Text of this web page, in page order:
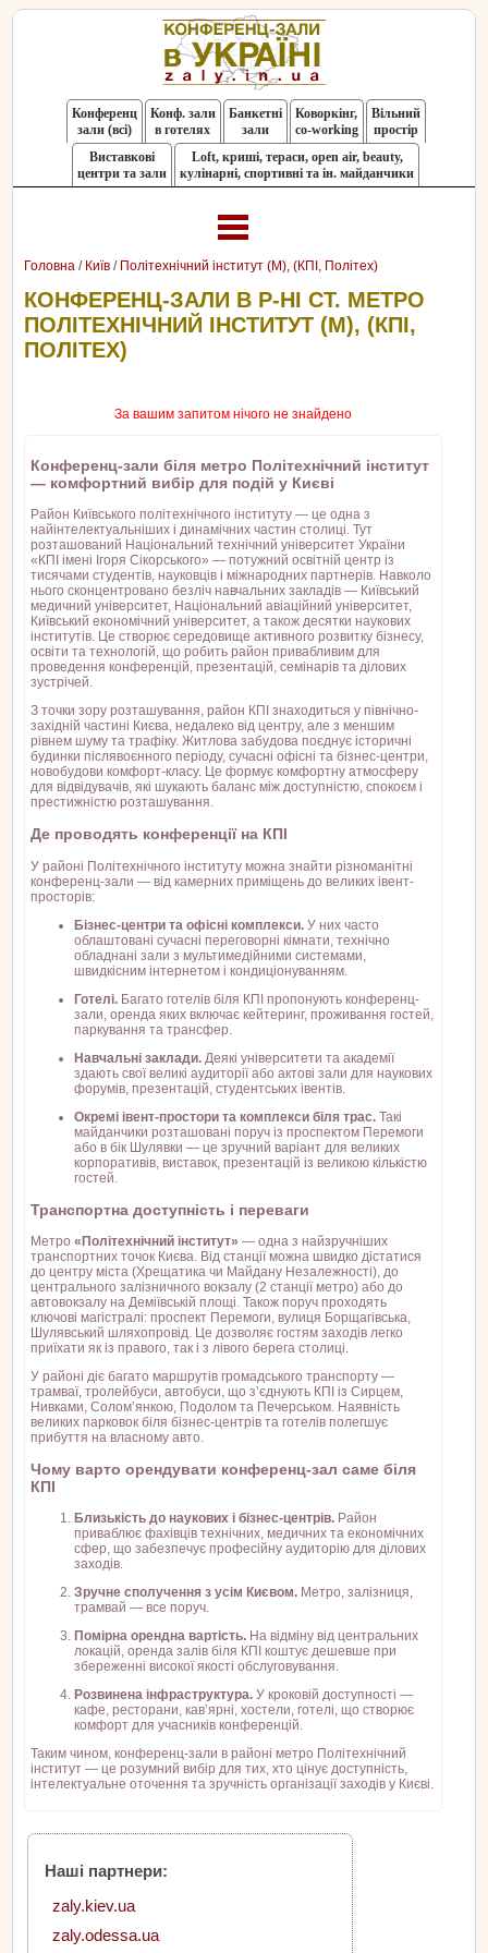
Конференц
зали (всі)
Конф. зали
в готелях
Банкетні
зали
Коворкінг,
co-working
Вільний
простір
Виставкові
центри та зали
Loft, криші, тераси, оpen air, beauty,
кулінарні, спортивні та ін. майданчики
Головна / Київ / Політехнічний інститут (М), (КПІ, Політех)
КОНФЕРЕНЦ-ЗАЛИ В Р-НІ СТ. МЕТРО
ПОЛІТЕХНІЧНИЙ ІНСТИТУТ (М), (КПІ,
ПОЛІТЕХ)
За вашим запитом нічого не знайдено
Конференц-зали біля метро Політехнічний інститут
— комфортний вибір для подій у Києві
Район Київського політехнічного інституту — це одна з
найінтелектуальніших і динамічних частин столиці. Тут
розташований Національний технічний університет України
«КПІ імені Ігоря Сікорського» — потужний освітній центр із
тисячами студентів, науковців і міжнародних партнерів. Навколо
нього сконцентровано безліч навчальних закладів — Київський
медичний університет, Національний авіаційний університет,
Київський економічний університет, а також десятки наукових
інститутів. Це створює середовище активного розвитку бізнесу,
освіти та технологій, що робить район привабливим для
проведення конференцій, презентацій, семінарів та ділових
зустрічей.
З точки зору розташування, район КПІ знаходиться у північно-
західній частині Києва, недалеко від центру, але з меншим
рівнем шуму та трафіку. Житлова забудова поєднує історичні
будинки післявоєнного періоду, сучасні офісні та бізнес-центри,
новобудови комфорт-класу. Це формує комфортну атмосферу
для відвідувачів, які шукають баланс між доступністю, спокоєм і
престижністю розташування.
Де проводять конференції на КПІ
У районі Політехнічного інституту можна знайти різноманітні
конференц-зали — від камерних приміщень до великих івент-
просторів:
Бізнес-центри та офісні комплекси. У них часто
облаштовані сучасні переговорні кімнати, технічно
обладнані зали з мультимедійними системами,
швидкісним інтернетом і кондиціонуванням.
Готелі. Багато готелів біля КПІ пропонують конференц-
зали, оренда яких включає кейтеринг, проживання гостей,
паркування та трансфер.
Навчальні заклади. Деякі університети та академії
здають свої великі аудиторії або актові зали для наукових
форумів, презентацій, студентських івентів.
Окремі івент-простори та комплекси біля трас. Такі
майданчики розташовані поруч із проспектом Перемоги
або в бік Шулявки — це зручний варіант для великих
корпоративів, виставок, презентацій із великою кількістю
гостей.
Транспортна доступність і переваги
Метро «Політехнічний інститут» — одна з найзручніших
транспортних точок Києва. Від станції можна швидко дістатися
до центру міста (Хрещатика чи Майдану Незалежності), до
центрального залізничного вокзалу (2 станції метро) або до
автовокзалу на Деміївській площі. Також поруч проходять
ключові магістралі: проспект Перемоги, вулиця Борщагівська,
Шулявський шляхопровід. Це дозволяє гостям заходів легко
приїхати як із правого, так і з лівого берега столиці.
У районі діє багато маршрутів громадського транспорту —
трамваї, тролейбуси, автобуси, що з’єднують КПІ із Сирцем,
Нивками, Солом’янкою, Подолом та Печерськом. Наявність
великих парковок біля бізнес-центрів та готелів полегшує
прибуття на власному авто.
Чому варто орендувати конференц-зал саме біля
КПІ
Близькість до наукових і бізнес-центрів. Район
приваблює фахівців технічних, медичних та економічних
сфер, що забезпечує професійну аудиторію для ділових
заходів.
Зручне сполучення з усім Києвом. Метро, залізниця,
трамвай — все поруч.
Помірна орендна вартість. На відміну від центральних
локацій, оренда залів біля КПІ коштує дешевше при
збереженні високої якості обслуговування.
Розвинена інфраструктура. У кроковій доступності —
кафе, ресторани, кав’ярні, хостели, готелі, що створює
комфорт для учасників конференцій.
Таким чином, конференц-зали в районі метро Політехнічний
інститут — це розумний вибір для тих, хто цінує доступність,
інтелектуальне оточення та зручність організації заходів у Києві.
Наші партнери:
zaly.kiev.ua
zaly.odessa.ua